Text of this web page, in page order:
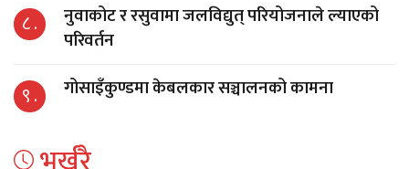
८ .
नुवाकोट र रसुवामा जलविद्युत् परियोजनाले ल्याएको
परिवर्तन
९ . गोसाइँकुण्डमा केबलकार सञ्चालनको कामना